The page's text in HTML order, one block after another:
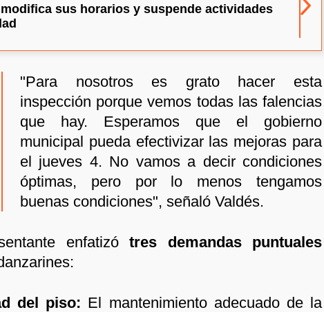
sus horarios y suspende actividades
"Para nosotros es grato hacer esta
inspección porque vemos todas las falencias
que hay. Esperamos que el gobierno
municipal pueda efectivizar las mejoras para
el jueves 4. No vamos a decir condiciones
óptimas, pero por lo menos tengamos
buenas condiciones", señaló Valdés.
enfatizótres demandas puntuales
del piso: El mantenimiento adecuado de la